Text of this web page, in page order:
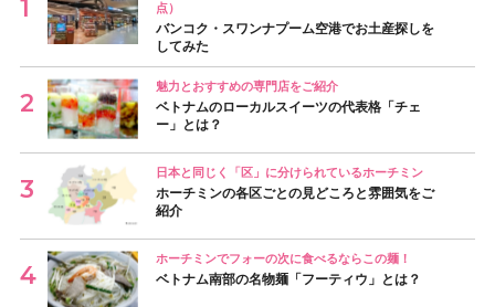
点）
バンコク・スワンナプーム空港でお土産探しを
してみた
魅力とおすすめの専門店をご紹介
ベトナムのローカルスイーツの代表格「チェ
ー」とは？
日本と同じく「区」に分けられているホーチミン
ホーチミンの各区ごとの見どころと雰囲気をご
紹介
ホーチミンでフォーの次に食べるならこの麺！
ベトナム南部の名物麺「フーティウ」とは？